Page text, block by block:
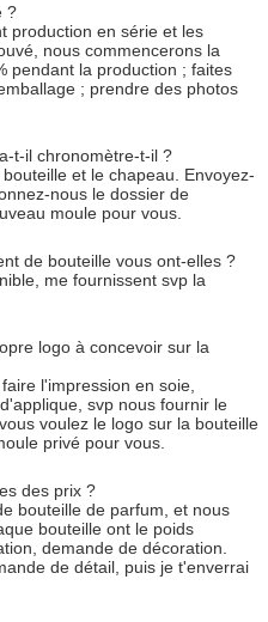
?
production en série et les
nous commencerons la
pendant la production ; faites
; prendre des photos
t-il chronomètre-t-il ?
et le chapeau. Envoyez-
nous le dossier de
moule pour vous.
de bouteille vous ont-elles ?
me fournissent svp la
logo à concevoir sur la
l'impression en soie,
svp nous fournir le
voulez le logo sur la bouteille
privé pour vous.
des prix ?
bouteille de parfum, et nous
bouteille ont le poids
demande de décoration.
de détail, puis je t'enverrai